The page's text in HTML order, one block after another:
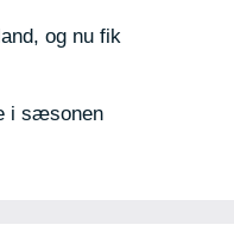
og nu fik
i sæsonen